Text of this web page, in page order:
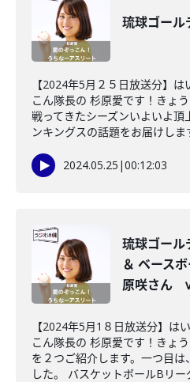
琉球ゴール
【2024年5月２５日放送分】
こん隊長の 杉原愛です！きょ
戦ってきたシーズンいよいよ
ンキングスの話題をお届けしま
2024.05.25 |00:12:03
琉球ゴール
＆ ベース
原咲さん
【2024年5月1８日放送分】は
こん隊長の 杉原愛です！きょ
を２つご紹介します。一つ目
した。 バスケットボールBリー